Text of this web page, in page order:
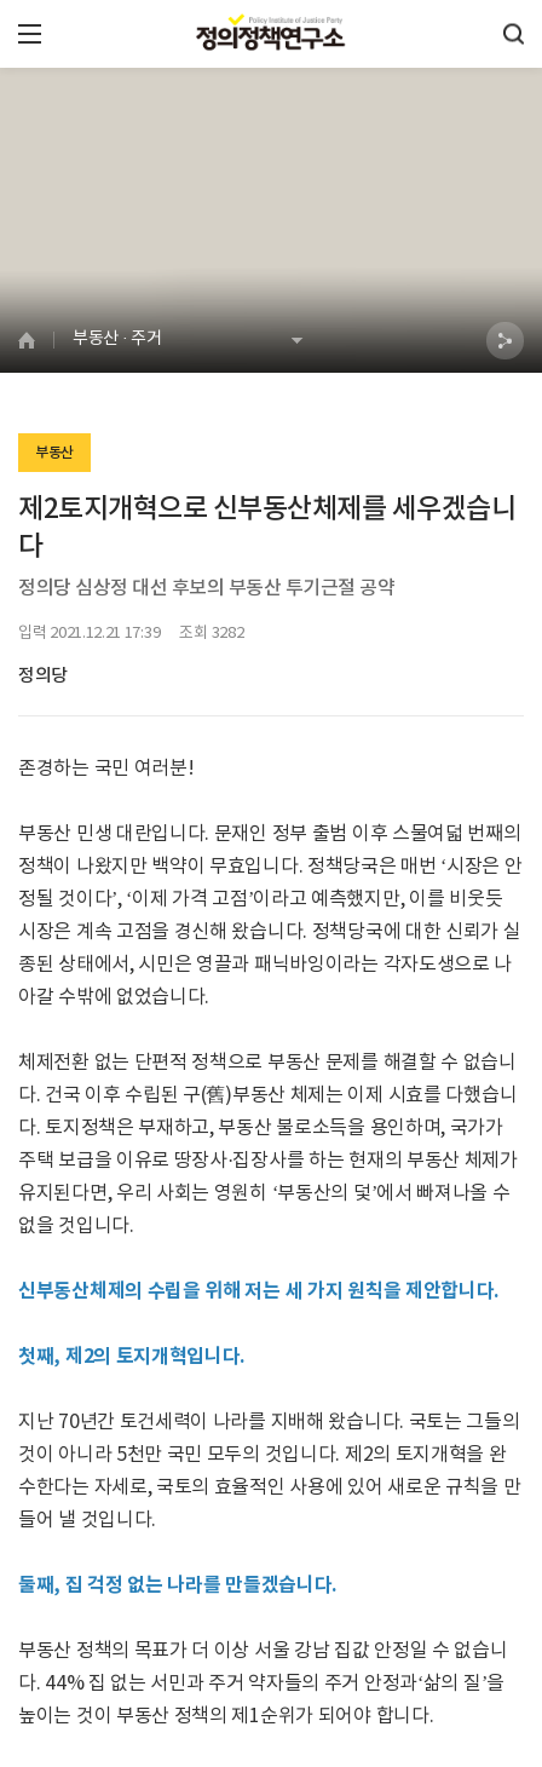
부동산 · 주거
부동산
제2토지개혁으로 신부동산체제를 세우겠습니
다
정의당 심상정 대선 후보의 부동산 투기근절 공약
입력 2021.12.21 17:39 조회 3282
정의당
존경하는 국민 여러분!
부동산 민생 대란입니다. 문재인 정부 출범 이후 스물여덟 번째의
정책이 나왔지만 백약이 무효입니다. 정책당국은 매번 ‘시장은 안
정될 것이다’, ‘이제 가격 고점’이라고 예측했지만, 이를 비웃듯
시장은 계속 고점을 경신해 왔습니다. 정책당국에 대한 신뢰가 실
종된 상태에서, 시민은 영끌과 패닉바잉이라는 각자도생으로 나
아갈 수밖에 없었습니다.
체제전환 없는 단편적 정책으로 부동산 문제를 해결할 수 없습니
다. 건국 이후 수립된 구(舊)부동산 체제는 이제 시효를 다했습니
다. 토지정책은 부재하고, 부동산 불로소득을 용인하며, 국가가
주택 보급을 이유로 땅장사·집장사를 하는 현재의 부동산 체제가
유지된다면, 우리 사회는 영원히 ‘부동산의 덫’에서 빠져나올 수
없을 것입니다.
신부동산체제의 수립을 위해 저는 세 가지 원칙을 제안합니다.
첫째, 제2의 토지개혁입니다.
지난 70년간 토건세력이 나라를 지배해 왔습니다. 국토는 그들의
것이 아니라 5천만 국민 모두의 것입니다. 제2의 토지개혁을 완
수한다는 자세로, 국토의 효율적인 사용에 있어 새로운 규칙을 만
들어 낼 것입니다.
둘째, 집 걱정 없는 나라를 만들겠습니다.
부동산 정책의 목표가 더 이상 서울 강남 집값 안정일 수 없습니
다. 44% 집 없는 서민과 주거 약자들의 주거 안정과‘삶의 질’을
높이는 것이 부동산 정책의 제1순위가 되어야 합니다.